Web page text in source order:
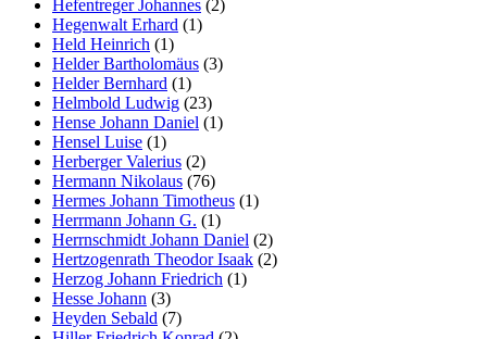
Hefentreger Johannes (2)
Hegenwalt Erhard (1)
Held Heinrich (1)
Helder Bartholomäus (3)
Helder Bernhard (1)
Helmbold Ludwig (23)
Hense Johann Daniel (1)
Hensel Luise (1)
Herberger Valerius (2)
Hermann Nikolaus (76)
Hermes Johann Timotheus (1)
Herrmann Johann G. (1)
Herrnschmidt Johann Daniel (2)
Hertzogenrath Theodor Isaak (2)
Herzog Johann Friedrich (1)
Hesse Johann (3)
Heyden Sebald (7)